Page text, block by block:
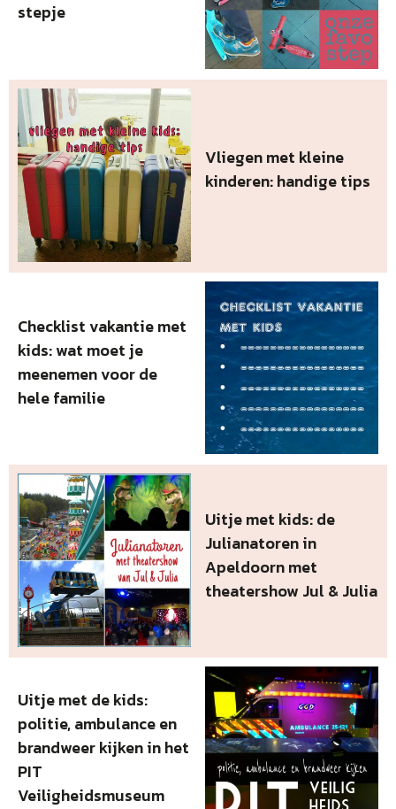
stepje
Vliegen met kleine
kinderen: handige tips
Checklist vakantie met
kids: wat moet je
meenemen voor de
hele familie
Uitje met kids: de
Julianatoren in
Apeldoorn met
theatershow Jul & Julia
Uitje met de kids:
politie, ambulance en
brandweer kijken in het
PIT
Veiligheidsmuseum